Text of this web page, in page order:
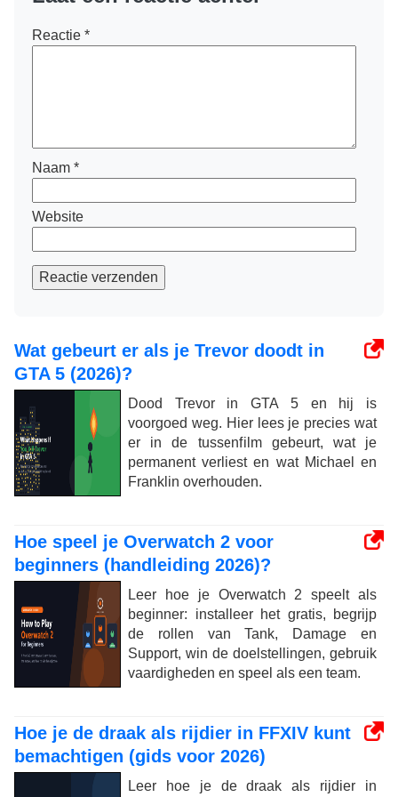
Reactie *
Naam *
Website
Reactie verzenden
Wat gebeurt er als je Trevor doodt in
GTA 5 (2026)?
Dood Trevor in GTA 5 en hij is
voorgoed weg. Hier lees je precies wat
er in de tussenfilm gebeurt, wat je
permanent verliest en wat Michael en
Franklin overhouden.
Hoe speel je Overwatch 2 voor
beginners (handleiding 2026)?
Leer hoe je Overwatch 2 speelt als
beginner: installeer het gratis, begrijp
de rollen van Tank, Damage en
Support, win de doelstellingen, gebruik
vaardigheden en speel als een team.
Hoe je de draak als rijdier in FFXIV kunt
bemachtigen (gids voor 2026)
Leer hoe je de draak als rijdier in